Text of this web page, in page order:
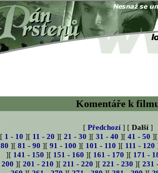
Komentáře k
[ Předchozí] [ Další]
[ 1 - 10 ][ 11 - 20 ][ 21 - 30 ][ 31 - 40 ][ 41 - 50
80 ][81 - 90 ][91 - 100 ][ 101 - 110 ][ 111 - 120
][ 141 - 150 ][ 151 - 160 ][ 161 - 170 ][ 171 -
200 ][ 201 - 210 ][ 211 - 220 ][ 221 - 230 ][ 231